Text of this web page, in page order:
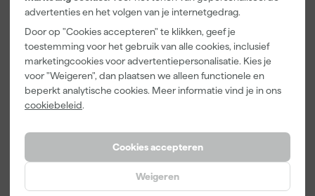
advertenties en het volgen van je internetgedrag.
Door op "Cookies accepteren" te klikken, geef je
toestemming voor het gebruik van alle cookies, inclusief
marketingcookies voor advertentiepersonalisatie. Kies je
voor "Weigeren", dan plaatsen we alleen functionele en
beperkt analytische cookies. Meer informatie vind je in ons
cookiebeleid.
Cookies accepteren
Weigeren
Flexa Mooi Makkelijk
Keukenkasten Mat
Afgelopen 30 dgn
incl. BTW
Flexa Easycare
Muurverf Mat -
Badkamer
incl. BTW